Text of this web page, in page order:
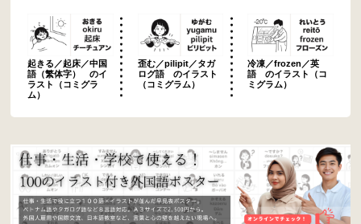
起きる／起床／中国
語（繁体字） のイ
ラスト（コミグラ
ム）
歪む／pilipit／タガ
ログ語 のイラスト
（コミグラム）
冷凍／frozen／英
語 のイラスト（コ
ミグラム）